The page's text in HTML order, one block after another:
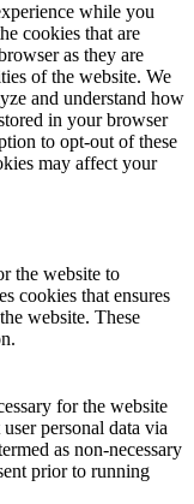
while you
cookies that are
as they are
of the website. We
and understand how
in your browser
to opt-out of these
may affect your
the website to
cookies that ensures
website. These
for the website
personal data via
as non-necessary
prior to running